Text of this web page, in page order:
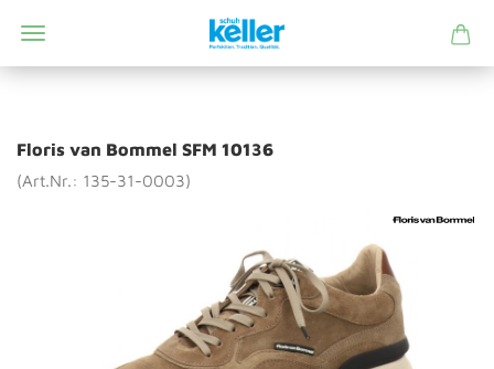
Floris van Bommel SFM 10136
(Art.Nr.: 135-31-0003)